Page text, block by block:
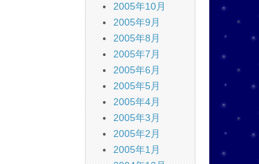
2005年10月
2005年9月
2005年8月
2005年7月
2005年6月
2005年5月
2005年4月
2005年3月
2005年2月
2005年1月